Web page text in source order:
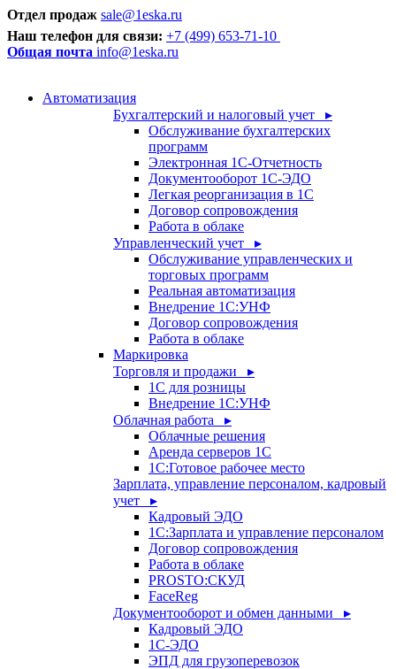
Отдел продаж sale@1eska.ru
Наш телефон для связи: +7 (499) 653-71-10
Общая почта info@1eska.ru
Автоматизация
Бухгалтерский и налоговый учет ▸
Обслуживание бухгалтерских
программ
Электронная 1С-Отчетность
Документооборот 1С-ЭДО
Легкая реорганизация в 1С
Договор сопровождения
Работа в облаке
Управленческий учет ▸
Обслуживание управленческих и
торговых программ
Реальная автоматизация
Внедрение 1С:УНФ
Договор сопровождения
Работа в облаке
Маркировка
Торговля и продажи ▸
1С для розницы
Внедрение 1С:УНФ
Облачная работа ▸
Облачные решения
Аренда серверов 1С
1C:Готовое рабочее место
Зарплата, управление персоналом, кадровый
учет ▸
Кадровый ЭДО
1С:Зарплата и управление персоналом
Договор сопровождения
Работа в облаке
PROSTO:СКУД
FaceReg
Документооборот и обмен данными ▸
Кадровый ЭДО
1С-ЭДО
ЭПД для грузоперевозок